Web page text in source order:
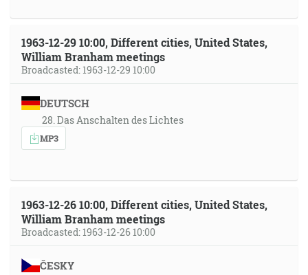
1963-12-29 10:00, Different cities, United States,
William Branham meetings
Broadcasted: 1963-12-29 10:00
DEUTSCH
28. Das Anschalten des Lichtes
MP3
1963-12-26 10:00, Different cities, United States,
William Branham meetings
Broadcasted: 1963-12-26 10:00
ČESKY